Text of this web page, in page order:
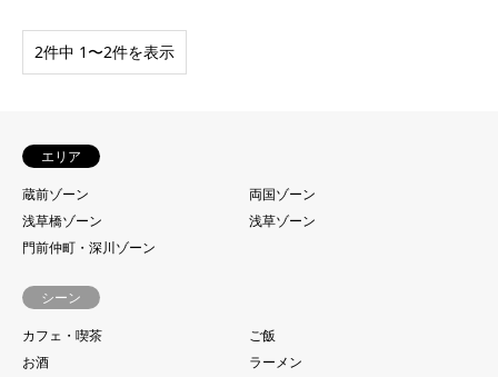
2件中 1〜2件を表示
エリア
蔵前ゾーン
両国ゾーン
浅草橋ゾーン
浅草ゾーン
門前仲町・深川ゾーン
シーン
カフェ・喫茶
ご飯
お酒
ラーメン